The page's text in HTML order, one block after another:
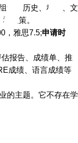
织、历史、种族、文
政策。
，雅思7.5;申请时
报告、成绩单、推
成绩、语言成绩等
的主题。它不存在学